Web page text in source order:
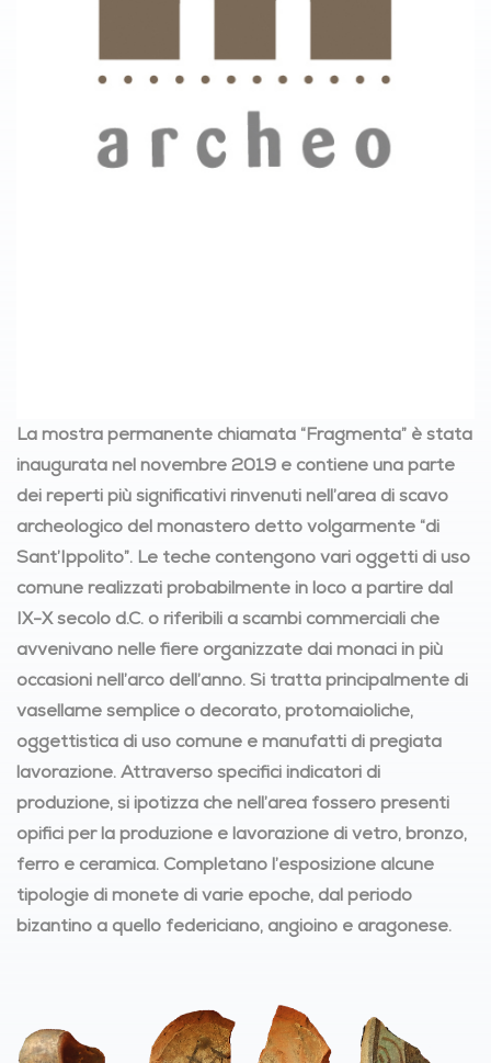
La mostra permanente chiamata “Fragmenta” è stata
inaugurata nel novembre 2019 e contiene una parte
dei reperti più significativi rinvenuti nell’area di scavo
archeologico del monastero detto volgarmente “di
Sant’Ippolito”. Le teche contengono vari oggetti di uso
comune realizzati probabilmente in loco a partire dal
IX-X secolo d.C. o riferibili a scambi commerciali che
avvenivano nelle fiere organizzate dai monaci in più
occasioni nell’arco dell’anno. Si tratta principalmente di
vasellame semplice o decorato, protomaioliche,
oggettistica di uso comune e manufatti di pregiata
lavorazione. Attraverso specifici indicatori di
produzione, si ipotizza che nell’area fossero presenti
opifici per la produzione e lavorazione di vetro, bronzo,
ferro e ceramica. Completano l’esposizione alcune
tipologie di monete di varie epoche, dal periodo
bizantino a quello federiciano, angioino e aragonese.